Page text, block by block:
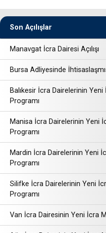
Son Açılışlar
Manavgat İcra Dairesi Açılışı
Bursa Adliyesinde
Balıkesir İcra Dairelerinin
Programı
Manisa İcra Dairelerinin Yeni
Programı
Mardin İcra Dairelerinin Yeni
Programı
Silifke İcra Dairelerinin Yeni
Programı
Van İcra Dairesinin Yeni İcra